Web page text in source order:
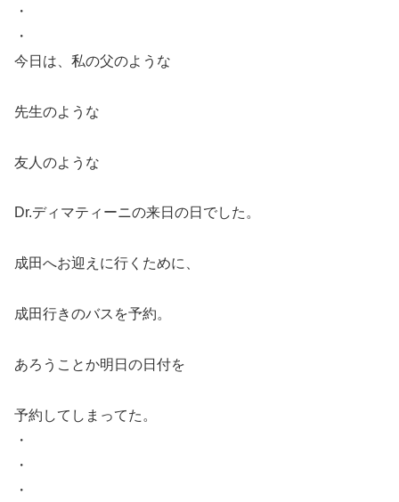
・
・
今日は、私の父のような
先生のような
友人のような
Dr.ディマティーニの来日の日でした。
成田へお迎えに行くために、
成田行きのバスを予約。
あろうことか明日の日付を
予約してしまってた。
・
・
・